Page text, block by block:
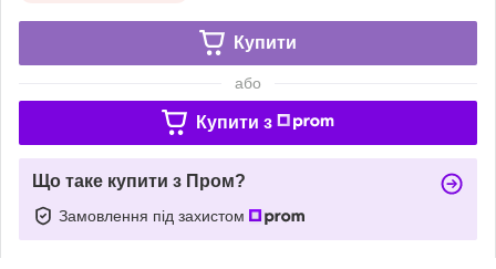
Купити
або
Купити з
Що таке купити з Пром?
Замовлення під захистом